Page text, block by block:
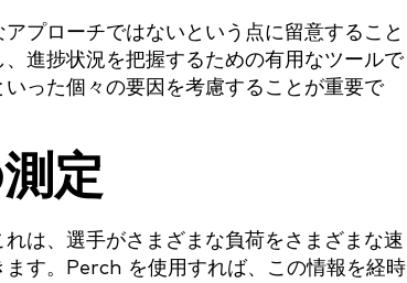
プローチではないという点に留意すること
進捗状況を把握するための有用なツールで
った個々の要因を考慮することが重要で
定
は、選手がさまざまな負荷をさまざまな速
す。Perch を使用すれば、この情報を経時